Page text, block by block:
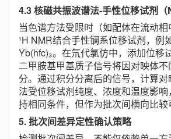
4.3 核磁共振波谱法-手性位移试剂（
当色谱方法受限时（如配体在流动
¹H NMR结合手性镧系位移试剂，例
Yb(hfc)₃。在氘代氯仿中，添加位移
二甲胺基甲基质子信号将因对映体
分。通过积分分离后的信号，计算
法受位移试剂纯度、浓度和温度影
持相同条件，但作为批次间横向比较
5. 批次间差异定性确认策略